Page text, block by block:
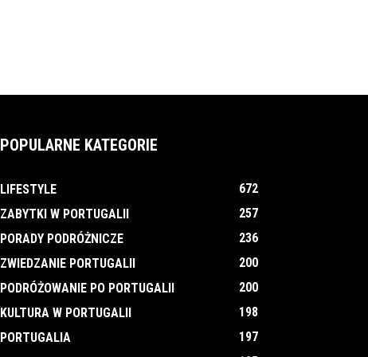
POPULARNE KATEGORIE
LIFESTYLE
672
ZABYTKI W PORTUGALII
257
PORADY PODRÓŻNICZE
236
ZWIEDZANIE PORTUGALII
200
PODRÓŻOWANIE PO PORTUGALII
200
KULTURA W PORTUGALII
198
PORTUGALIA
197